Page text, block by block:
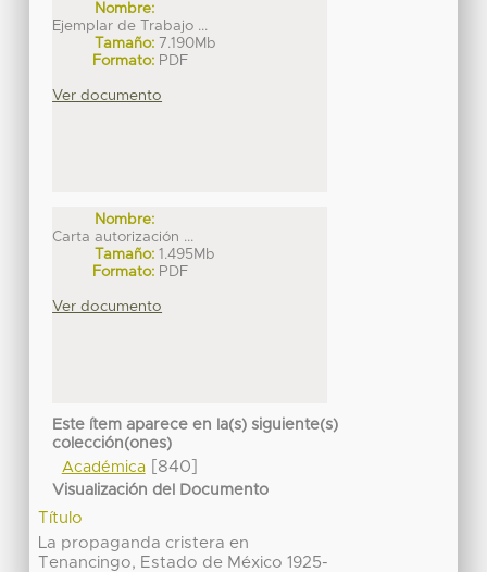
Nombre:
Ejemplar de Trabajo ...
Tamaño: 7.190Mb
Formato: PDF
Ver documento
Nombre:
Carta autorización ...
Tamaño: 1.495Mb
Formato: PDF
Ver documento
Este ítem aparece en la(s) siguiente(s)
colección(ones)
Académica[840]
Visualización del Documento
Título
La propaganda cristera en
Tenancingo, Estado de México 1925-